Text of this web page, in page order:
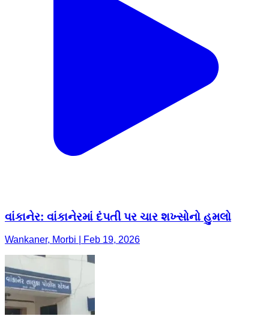
વાંકાનેર: વાંકાનેરમાં દંપતી પર ચાર શખ્સોનો હુમલો
Wankaner, Morbi | Feb 19, 2026